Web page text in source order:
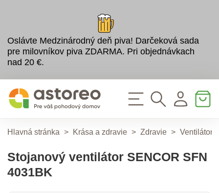
Oslávte Medzinárodný deň piva! Darčeková sada
pre milovníkov piva ZDARMA. Pri objednávkach
nad 20 €.
Hlavná stránka > Krása a zdravie > Zdravie > Ventilátory
Stojanový ventilátor SENCOR SFN
4031BK